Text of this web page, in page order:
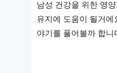
남성 건강을 위한 영
유지에 도움이 될거
야기를 풀어볼까 합니